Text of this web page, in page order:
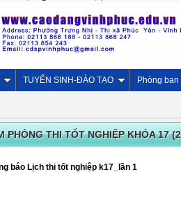
TUYỂN SINH-ĐÀO TẠO Phòng ban
PHÒNG THI TỐT NGHIỆP KHÓA 17
báo Lịch thi tốt nghiệp k17_lần 1